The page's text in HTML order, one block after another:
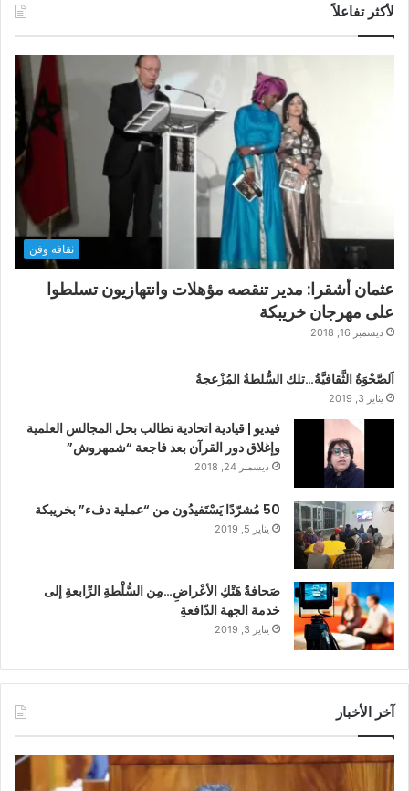
لأكثر تفاعلاً
ثقافة وفن
عثمان أشقرا: مدير تنقصه مؤهلات وانتهازيون تسلطوا
على مهرجان خريبكة
ديسمبر 16, 2018
اَلصَّحْوَةُ الثَّقافيَّةُ…تلك السُّلطةُ المُزْعجةُ
يناير 3, 2019
فيديو | قيادية اتحادية تطالب بحل المجالس العلمية
وإغلاق دور القرآن بعد فاجعة “شمهروش”
ديسمبر 24, 2018
50 مُشرّدًا يَسْتَفيدُون من “عملية دفء” بخريبكة
يناير 5, 2019
صَحافةُ هَتْكِ الأعْراضِ…مِن السُّلْطةِ الرِّابعةِ إلى
خدمة الجهة الدّافعةِ
يناير 3, 2019
آخر الأخبار